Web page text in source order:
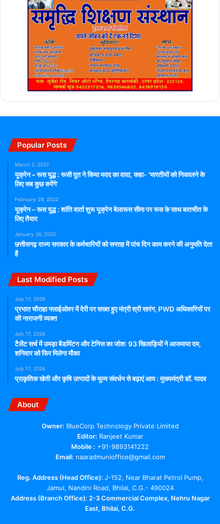
Popular Posts
March 2, 2022
यूक्रेन – रूस युद्ध : रूसी दूत ने किया मदद का वादा, कहा- ‘भारतीयों को निकालने के
लिए सब कुछ करेंगे’
February 28, 2022
यूक्रेन – रूस युद्ध : शांति वार्ता शुरू यूक्रेन बेलारूस सीमा पर रूस के साथ बातचीत के
लिए तैयार
January 26, 2022
छत्तीसगढ़ राज्य सरकार के कर्मचारियों को सप्ताह में पांच दिन काम करने की अनुमति देता
है
Last Modified Posts
July 17, 2026
प्रभात चौराहा फ्लाईओवर में देरी पर सख्त हुए मंत्री श्री सारंग, PWD अधिकारियों पर
की नाराजगी व्यक्त
July 17, 2026
टैलेंट सर्च में उमड़ा बैडमिंटन और टेनिस का जोश: 93 खिलाड़ियों ने आजमाया दम,
शनिवार को फिर मिलेगा मौका
July 17, 2026
प्राकृतिक खेती और कृषि उत्पादों के मूल्य संवर्धन से बढ़ाएं आय : मुख्यमंत्री डॉ. यादव
About
Owner: BlueCorp Technology Private Limited
Editor: Ranjeet Kumar
Mobile : +91-9893141222
Email: naaradmunioffice@gmail.com
Reg. Address (Head Office): J-152, Near Bharat Petrol Pump,
Jamul, Nandini Road, Bhilai, C.G.- 490024
Address (Branch Office): 2-3 Commercial Complex, Nehru Nagar
East, Bhilai, C.G.